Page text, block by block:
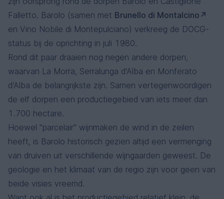
Falletto. Barolo (samen met Brunello di Montalcino
en Vino Nobile di Montepulciano) verkreeg de DOCG-
status bij de oprichting in juli 1980.
Rond dit paar draaien nog negen andere dorpen,
waarvan La Morra, Serralunga d'Alba en Monferato
d'Alba de belangrijkste zijn. Samen vertegenwoordigen
de elf dorpen een productiegebied van iets meer dan
1.700 hectare.
Hoewel "parcelair" wijnmaken de wind in de zeilen
heeft, is Barolo historisch gezien altijd een vermenging
van druiven uit verschillende wijngaarden geweest. De
geologie en het klimaat van de regio zijn voor geen van
beide visies vreemd.